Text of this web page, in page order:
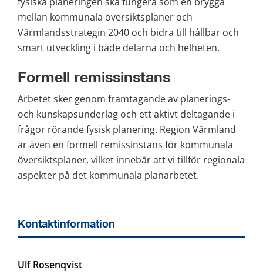
mellan kommunala översiktsplaner och
Värmlandsstrategin 2040 och bidra till hållbar och
smart utveckling i både delarna och helheten.
Formell remissinstans
Arbetet sker genom framtagande av planerings-
och kunskapsunderlag och ett aktivt deltagande i
frågor rörande fysisk planering. Region Värmland
är även en formell remissinstans för kommunala
översiktsplaner, vilket innebär att vi tillför regionala
aspekter på det kommunala planarbetet.
Kontaktinformation
Ulf Rosenqvist